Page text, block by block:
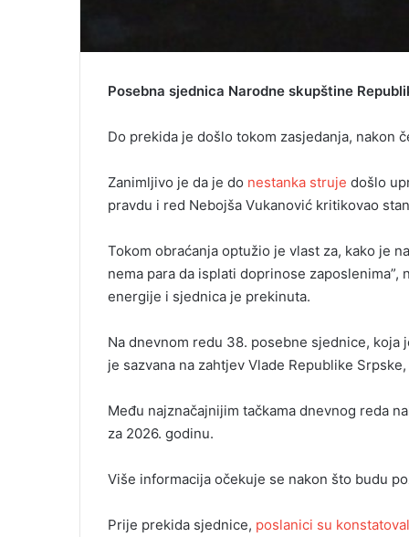
Posebna sjednica Narodne skupštine
Do prekida je došlo tokom zasjedanja, nakon
Zanimljivo je da je do nestanka struje došlo
pravdu i red Nebojša Vukanović kritikovao
Tokom obraćanja optužio je vlast za, kako je
nema para da isplati doprinose
energije i sjednica je prekinuta.
Na dnevnom redu 38. posebne sjednice, koja
je sazvana na zahtjev Vlade Republike
Među najznačajnijim tačkama dnevnog reda
za 2026. godinu.
Više informacija očekuje se nakon što budu
Prije prekida sjednice, poslanici su